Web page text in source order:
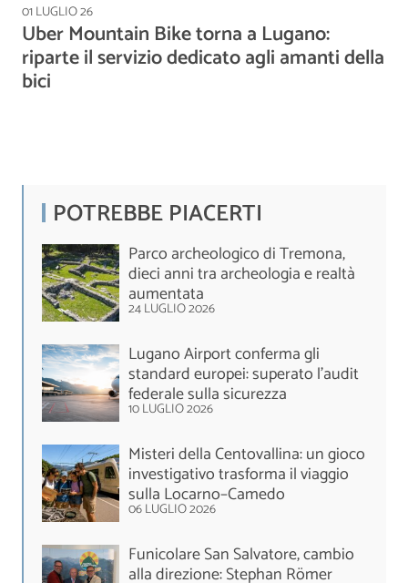
01 LUGLIO 26
Uber Mountain Bike torna a Lugano:
riparte il servizio dedicato agli amanti della
bici
POTREBBE PIACERTI
Parco archeologico di Tremona,
dieci anni tra archeologia e realtà
aumentata
24 LUGLIO 2026
Lugano Airport conferma gli
standard europei: superato l'audit
federale sulla sicurezza
10 LUGLIO 2026
Misteri della Centovallina: un gioco
investigativo trasforma il viaggio
sulla Locarno–Camedo
06 LUGLIO 2026
Funicolare San Salvatore, cambio
alla direzione: Stephan Römer